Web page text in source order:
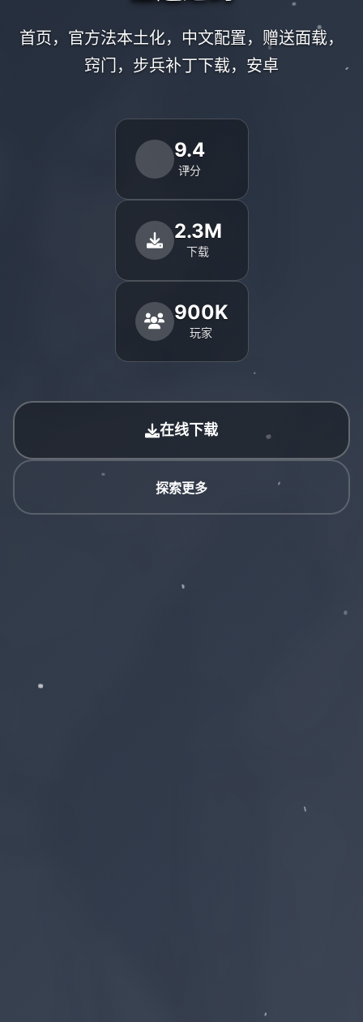
首页，官方法本土化，中文配置，赠送面载，
窍门，步兵补丁下载，安卓
9.4
评分
2.3M
下载
900K
玩家
在线下载
探索更多